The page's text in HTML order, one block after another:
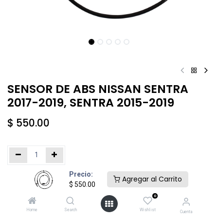
Precio:
$ 550.00
Agregar al Carrito
Home Search
0
Wishlist Cuenta
SENSOR DE ABS NISSAN SENTRA
2017-2019, SENTRA 2015-2019
$ 550.00
Añadir al carrito Comprar ahora
Agregar a la lista de deseos